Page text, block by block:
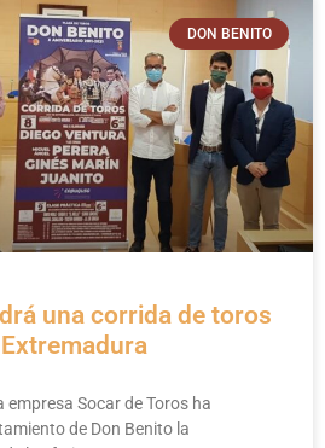
DON BENITO
una corrida de toros
empresa Socar de Toros ha
de Don Benito la